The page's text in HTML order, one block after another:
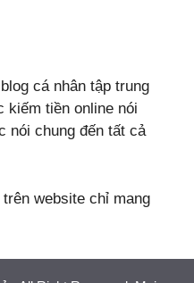
cá nhân tập trung
kiếm tiền online nói
nói chung đến tất cả
website chỉ mang